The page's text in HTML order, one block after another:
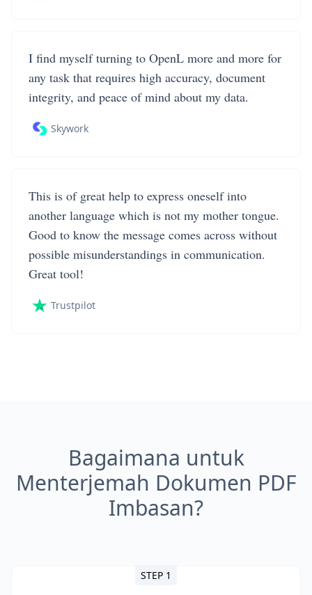
I find myself turning to OpenL more and more for
any task that requires high accuracy, document
integrity, and peace of mind about my data.
Skywork
This is of great help to express oneself into
another language which is not my mother tongue.
Good to know the message comes across without
possible misunderstandings in communication.
Great tool!
Trustpilot
Bagaimana untuk
Menterjemah Dokumen PDF
Imbasan?
STEP 1